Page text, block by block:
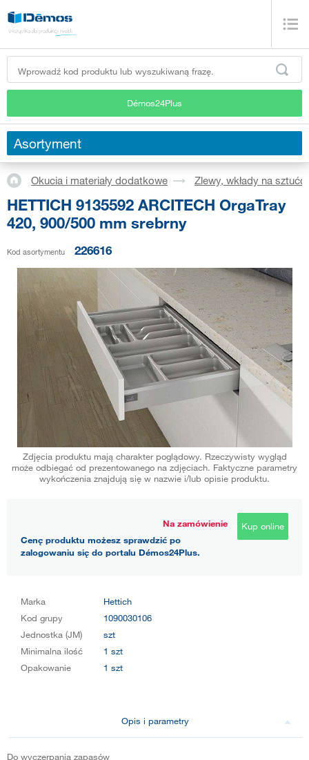
Démos24Plus
Asortyment
Okucia i materiały dodatkowe Zlewy, wkłady na
HETTICH 9135592 ARCITECH OrgaTray
420, 900/500 mm srebrny
Kod asortymentu 226616
Zdjęcia produktu mają charakter poglądowy. Rzeczywisty wygląd
może odbiegać od prezentowanego na zdjęciach. Faktyczne parametry
wykończenia znajdują się w nazwie i/lub opisie produktu.
Na zamówienie
Cenę produktu możesz sprawdzić po
zalogowaniu się do portalu Démos24Plus.
Kup online
Marka
Hettich
Kod grupy
1090030106
Jednostka (JM)
szt
Minimalna ilość
1 szt
Opakowanie
1 szt
Opis i parametry
Do wyczerpania zapasów